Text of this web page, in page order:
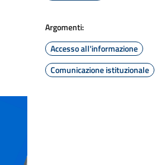
Argomenti:
Accesso all'informazione
Comunicazione istituzionale